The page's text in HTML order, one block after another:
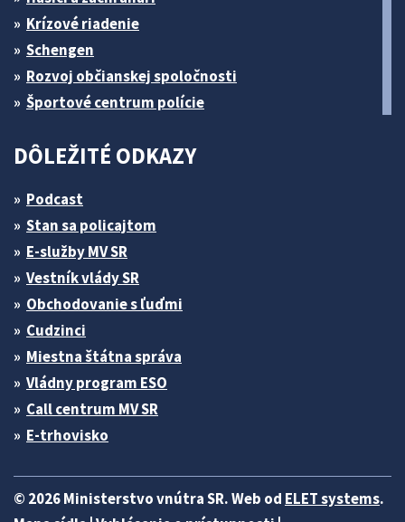
Krízové riadenie
Schengen
Rozvoj občianskej spoločnosti
Športové centrum polície
DÔLEŽITÉ ODKAZY
Podcast
Stan sa policajtom
E-služby MV SR
Vestník vlády SR
Obchodovanie s ľuďmi
Cudzinci
Miestna štátna správa
Vládny program ESO
Call centrum MV SR
E-trhovisko
© 2026 Ministerstvo vnútra SR. Web od ELET systems.